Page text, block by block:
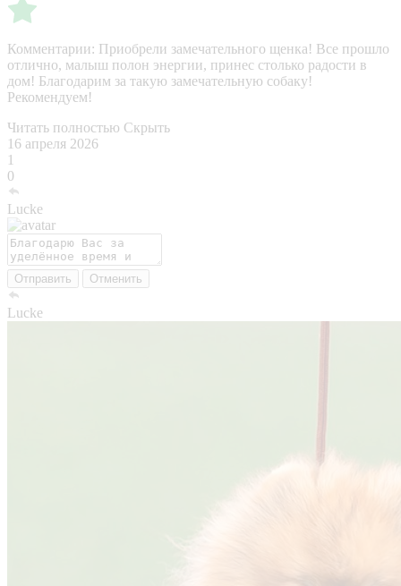
Комментарии: Приобрели замечательного щенка! Все прошло
отлично, малыш полон энергии, принес столько радости в
дом! Благодарим за такую замечательную собаку!
Рекомендуем!
Читать полностью Скрыть
16 апреля 2026
1
0
Lucke
Отправить Отменить
Lucke